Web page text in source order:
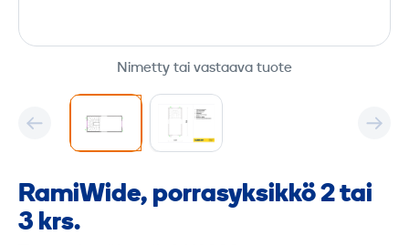
Nimetty tai vastaava tuote
RamiWide, porrasyksikkö 2 tai
3 krs.